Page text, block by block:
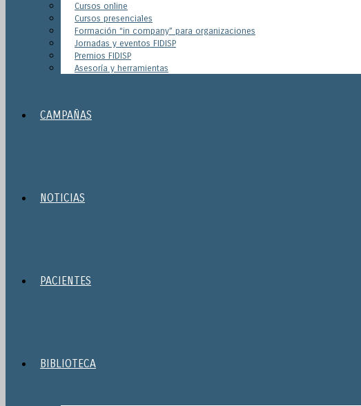
Cursos online
Cursos presenciales
Formación “in company” para organizaciones
Jornadas y eventos FIDISP
Premios FIDISP
Asesoría y herramientas
CAMPAÑAS
NOTICIAS
PACIENTES
BIBLIOTECA